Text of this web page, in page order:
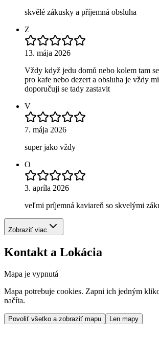
skvělé zákusky a příjemná obsluha
Z
13. mája 2026
Vždy když jedu domů nebo kolem tam
pro kafe nebo dezert a obsluha je vždy
doporučuji se tady zastavit
V
7. mája 2026
super jako vždy
O
3. apríla 2026
veľmi príjemná kaviareň so skvelými
Zobraziť viac
Kontakt a Lokácia
Mapa je vypnutá
Mapa potrebuje cookies. Zapni ich jedným
načíta.
Povoliť všetko a zobraziť mapu Len mapy